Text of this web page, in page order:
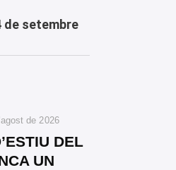
de setembre
de 2026
DEL
UN